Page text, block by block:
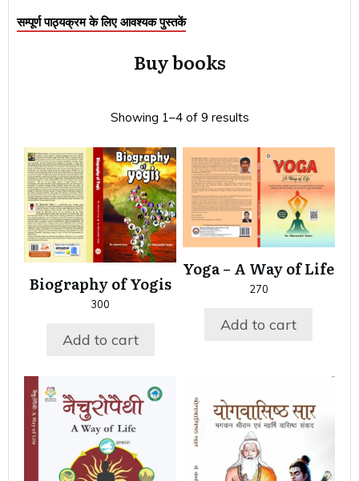
सम्पूर्ण पाठ्यक्रम के लिए आवश्यक पुस्तकें
Buy books
Showing 1–4 of 9 results
Biography of Yogis
300
Add to cart
Yoga – A Way of Life
270
Add to cart